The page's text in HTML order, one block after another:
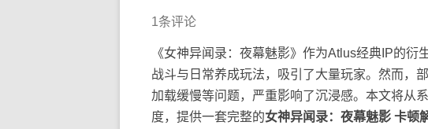
1条评论
《女神异闻录：夜幕魅影》作为Atlus经典IP的衍
战斗与日常养成玩法，吸引了大量玩家。然而，
加载缓慢等问题，严重影响了沉浸感。本文将从
度，提供一套完整的女神异闻录：夜幕魅影 卡顿